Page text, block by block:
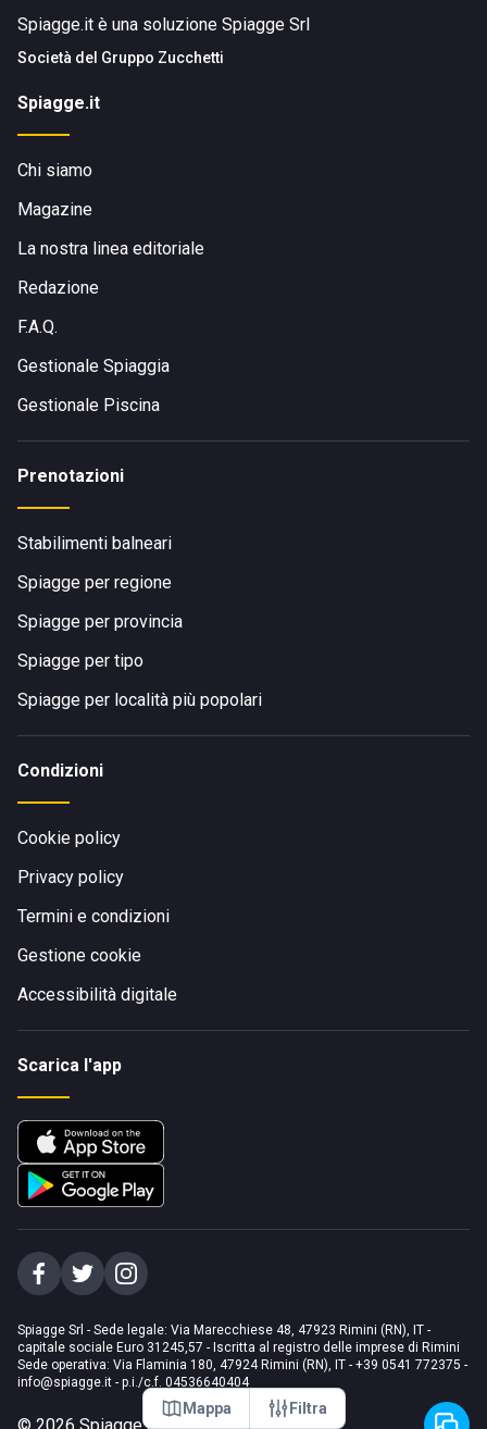
Mappa Filtra
Spiagge.it è una soluzione Spiagge Srl
Società del Gruppo Zucchetti
Spiagge.it
Chi siamo
Magazine
La nostra linea editoriale
Redazione
F.A.Q.
Gestionale Spiaggia
Gestionale Piscina
Prenotazioni
Stabilimenti balneari
Spiagge per regione
Spiagge per provincia
Spiagge per tipo
Spiagge per località più popolari
Condizioni
Cookie policy
Privacy policy
Termini e condizioni
Gestione cookie
Accessibilità digitale
Scarica l'app
Spiagge Srl - Sede legale: Via Marecchiese 48, 47923 Rimini (RN), IT -
capitale sociale Euro 31245,57 - Iscritta al registro delle imprese di Rimini
Sede operativa: Via Flaminia 180, 47924 Rimini (RN), IT - +39 0541 772375 -
info@spiagge.it - p.i./c.f. 04536640404